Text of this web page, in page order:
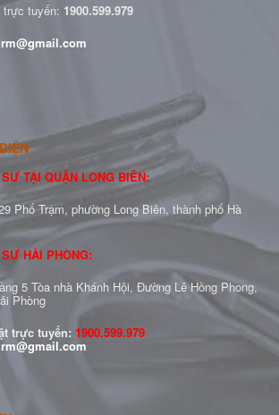
tuyến: 1900.599.979
TẠI QUẬN LONG BIÊN:
Phố Trạm, phường Long Biên, thành phố Hà
HẢI PHÒNG:
5 Tòa nhà Khánh Hội, Đường Lê Hồng Phong,
Phòng
trực tuyến: 1900.599.979